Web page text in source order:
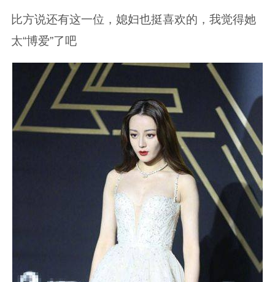
比方说还有这一位，媳妇也挺喜欢的，我觉得她
太“博爱”了吧